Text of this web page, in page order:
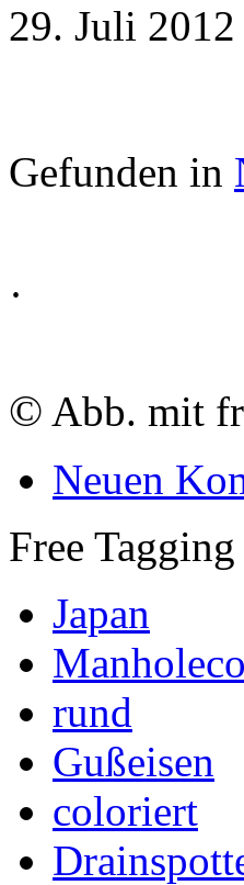
29. Juli 2012
Gefunden in
·
© Abb. mit
Neuen
Free
Japan
rund
Gußeisen
coloriert